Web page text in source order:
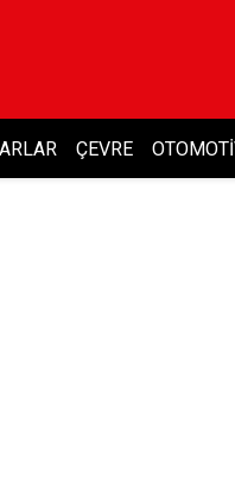
ÇEVRE